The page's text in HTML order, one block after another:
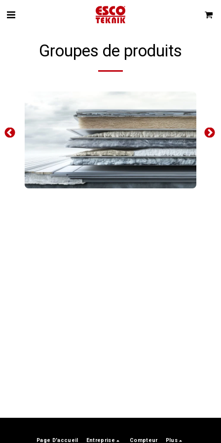
Groupes de produits
Page D'accueil Entreprise Compteur Plus